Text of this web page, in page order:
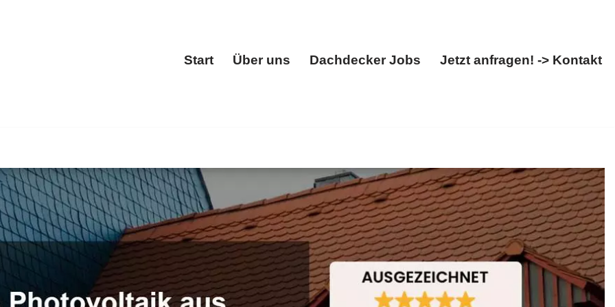
Start Über uns Dachdecker Jobs Jetzt anfragen! -> Kontakt
bei 🔨BOHN und ✓Dacheindeckung, Dachgauben, Dachfenster, Dachstuhl. ➡️ BOHN, für Steinbach
✓Dachdecker, ✓Dachgauben oder ✓Dachstuhl. Ihr Wunsch ist unser Antrieb ✉.